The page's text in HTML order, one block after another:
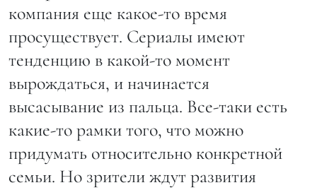
компания еще какое-то время
просуществует. Сериалы имеют
тенденцию в какой-то момент
вырождаться, и начинается
высасывание из пальца. Все-таки есть
какие-то рамки того, что можно
придумать относительно конкретной
семьи. Но зрители ждут развития